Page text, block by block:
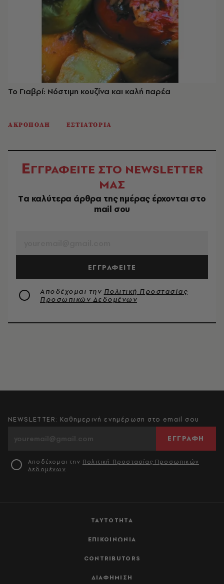
Το Γιαβρί: Νόστιμη κουζίνα και καλή παρέα
ΑΚΡΟΠΟΛΗ ΕΣΤΙΑΤΟΡΙΑ
ΕΓΓΡΑΦΕΙΤΕ ΣΤΟ NEWSLETTER
ΜΑΣ
Tα καλύτερα άρθρα της ημέρας έρχονται στο
mail σου
ΕΓΓΡΑΦΕΙΤΕ
Αποδέχομαι την Πολιτική Προστασίας
Προσωπικών Δεδομένων
ΤΑΥΤΟΤΗΤΑ
ΕΠΙΚΟΙΝΩΝΙΑ
CONTRIBUTORS
ΔΙΑΦΗΜΙΣΗ
NEWSLETTER: Καθημερινή ενημέρωση στο email σου
ΕΓΓΡΑΦΗ
Αποδέχομαι την Πολιτική Προστασίας Προσωπικών
Δεδομένων